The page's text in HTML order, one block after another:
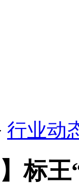
行业动
】标